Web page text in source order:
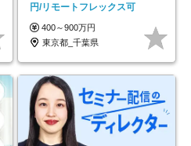
円/リモートフレックス可
400～900万円
東京都_千葉県